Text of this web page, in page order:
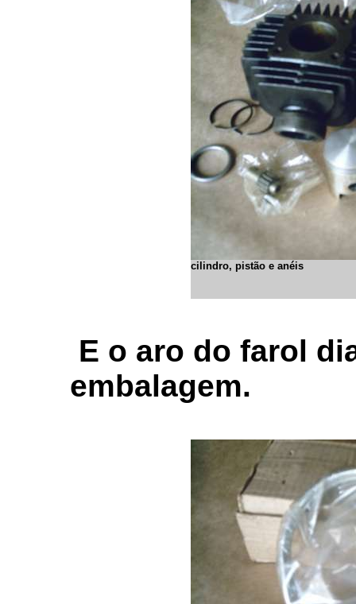
cilindro, pistão e anéis
E o aro do farol
embalagem.